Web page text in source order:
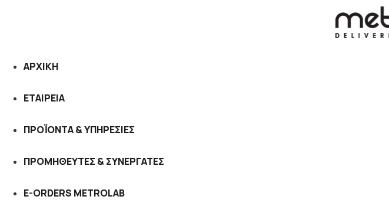
ΑΡΧΙΚΗ
ΕΤΑΙΡΕΙΑ
ΠΡΟΪΟΝΤΑ & ΥΠΗΡΕΣΙΕΣ
ΠΡΟΜΗΘΕΥΤΕΣ & ΣΥΝΕΡΓΑΤΕΣ
E-ORDERS METROLAB